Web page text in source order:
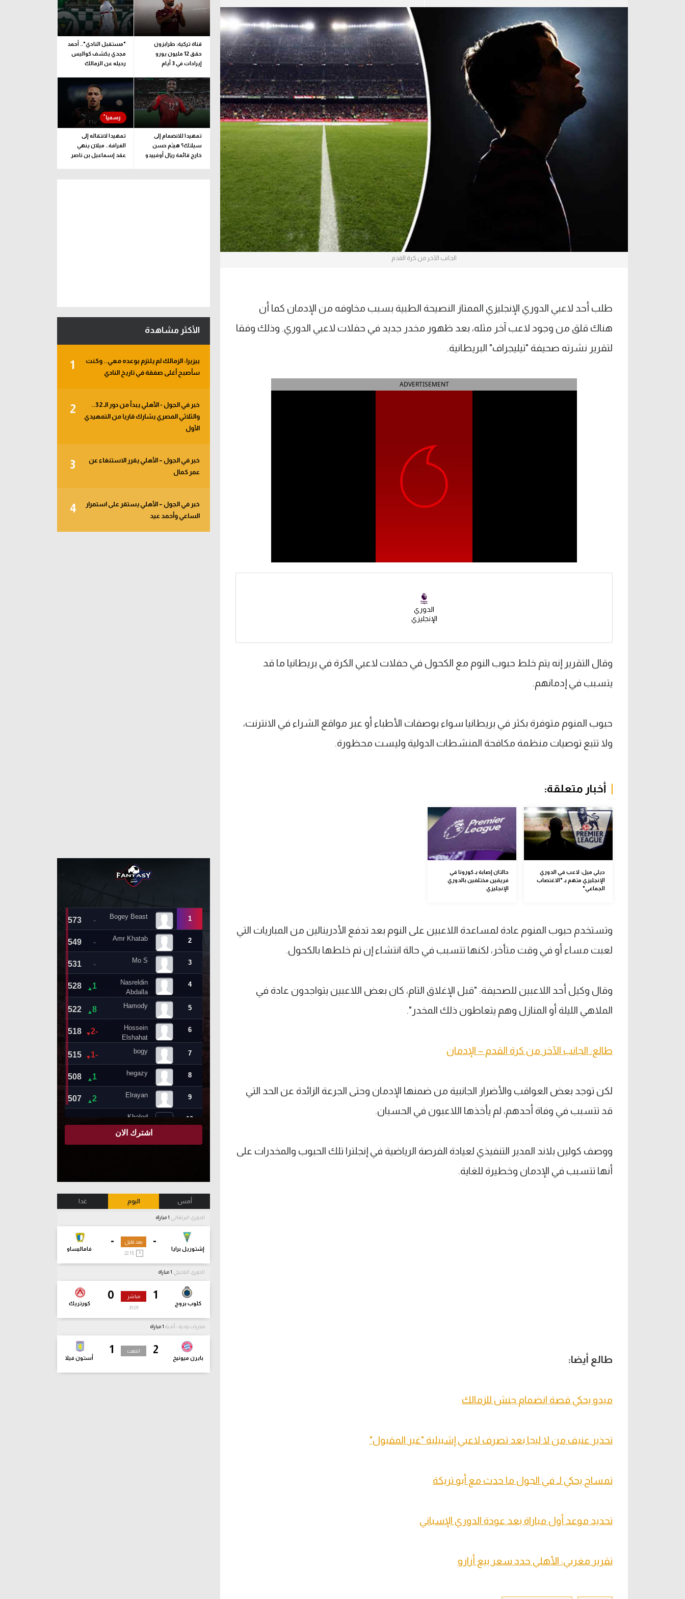
ركن الألعاب
الدوري السعودي للمحترفين
دوري أبطال أوروبا
دوري أبطال إفريقيا
كل البطولات
دوري أبطال أوروبا
القسم الثاني
رياضات أخرى
آسيا
أمريكا
ركن الألعاب
الجانب الآخر من كرة القدم
طلب أحد لاعبي الدوري الإنجليزي الممتاز النصيحة الطبية بسبب مخاوفه من الإدمان كما أن
هناك قلق من وجود لاعب آخر مثله، بعد ظهور مخدر جديد في حفلات لاعبي الدوري. وذلك وفقا
لتقرير نشرته صحيفة "تيليجراف" البريطانية.
ADVERTISEMENT
الدوري
الإنجليزي
وقال التقرير إنه يتم خلط حبوب النوم مع الكحول في حفلات لاعبي الكرة في بريطانيا ما قد
يتسبب في إدمانهم.
حبوب المنوم متوفرة بكثر في بريطانيا سواء بوصفات الأطباء أو عبر مواقع الشراء في الانترنت،
ولا تتبع توصيات منظمة مكافحة المنشطات الدولية وليست محظورة.
أخبار متعلقة:
ديلي ميل: لاعب في الدوري
الإنجليزي متهم بـ "الاغتصاب
الجماعي"
حالتان إصابة بـ كورونا في
فريقين مختلفين بالدوري
الإنجليزي
وتستخدم حبوب المنوم عادة لمساعدة اللاعبين على النوم بعد تدفع الأدرينالين من المباريات التي
لعبت مساء أو في وقت متأخر، لكنها تتسبب في حالة انتشاء إن تم خلطها بالكحول.
وقال وكيل أحد اللاعبين للصحيفة: "قبل الإغلاق التام، كان بعض اللاعبين يتواجدون عادة في
الملاهي الليلة أو المنازل وهم يتعاطون ذلك المخدر".
طالع: الجانب الآخر من كرة القدم – الإدمان
لكن توجد بعض العواقب والأضرار الجانبية من ضمنها الإدمان وحتى الجرعة الزائدة عن الحد التي
قد تتسبب في وفاة أحدهم، لم يأخذها اللاعبون في الحسبان.
ووصف كولين بلاند المدير التنفيذي لعيادة الفرصة الرياضية في إنجلترا تلك الحبوب والمخدرات على
أنها تتسبب في الإدمان وخطيرة للغاية.
طالع أيضا:
ميدو يحكي قصة انضمام جنش للزمالك
تحذير عنيف من لا ليجا بعد تصرف لاعبي إشبيلية "غير المقبول"
تمساح يحكي لـ في الجول ما حدث مع أبو تريكة
تحديد موعد أول مباراة بعد عودة الدوري الإسباني
تقرير مغربي: الأهلي حدد سعر بيع أزارو
قناة تركية: طرابزون
حقق 12 مليون يورو
إيرادات في 3 أيام
"مستقبل النادي".. أحمد
مجدي يكشف كواليس
رحيله عن الزمالك
تمهيدا للانضمام إلى
سيلتك؟ هيثم حسن
خارج قائمة ريال أوفييدو
تمهيدا لانتقاله إلى
الغرافة.. ميلان ينهي
عقد إسماعيل بن ناصر
الأكثر مشاهدة
1
بيزيرا: الزمالك لم يلتزم بوعده معي.. وكنت
سأصبح أغلى صفقة في تاريخ النادي
2
خبر في الجول - الأهلي يبدأ من دور الـ 32..
والثلاثي المصري يشارك قاريا من التمهيدي
الأول
3
خبر في الجول – الأهلي يقرر الاستنغاء عن
عمر كمال
4
خبر في الجول – الأهلي يستقر على استمرار
الساعي وأحمد عيد
أمس اليوم غدا
الدوري البرتغالي
-
إشتوريل برايا
-
فاماليساو
بعد قليل
22:15
الدوري البلجيكي
1
كلوب بروج
0
كورتريك
مباشر
31:02
مباريات ودية - أندية
2
بايرن ميونيخ
1
أستون فيلا
انتهت